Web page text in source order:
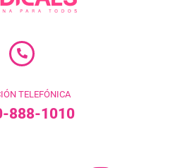
TELEFÓNICA
888-1010